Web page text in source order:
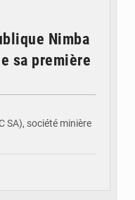
Nimba
sa première
SA), société minière